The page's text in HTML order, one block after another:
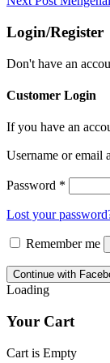
Login/Register
Don't have an
Customer Login
If you have an
Username or email
Password *
Lost your
Remember me
Continue with
Loading
Your Cart
Cart is Empty